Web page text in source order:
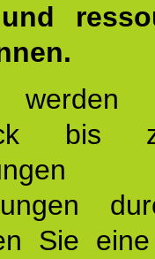
bis
Sie